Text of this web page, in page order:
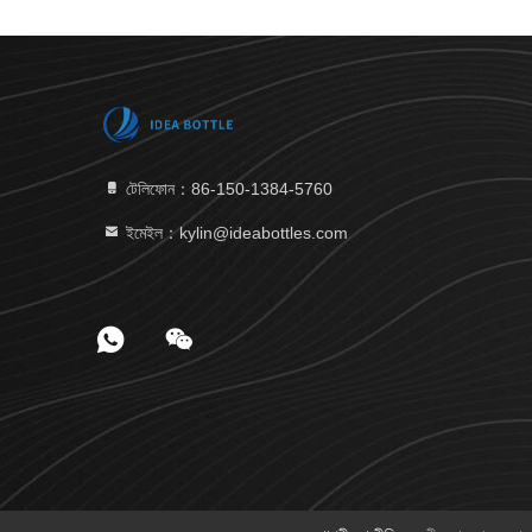
টেলিফোন：86-150-1384-5760
ইমেইল：kylin@ideabottles.com